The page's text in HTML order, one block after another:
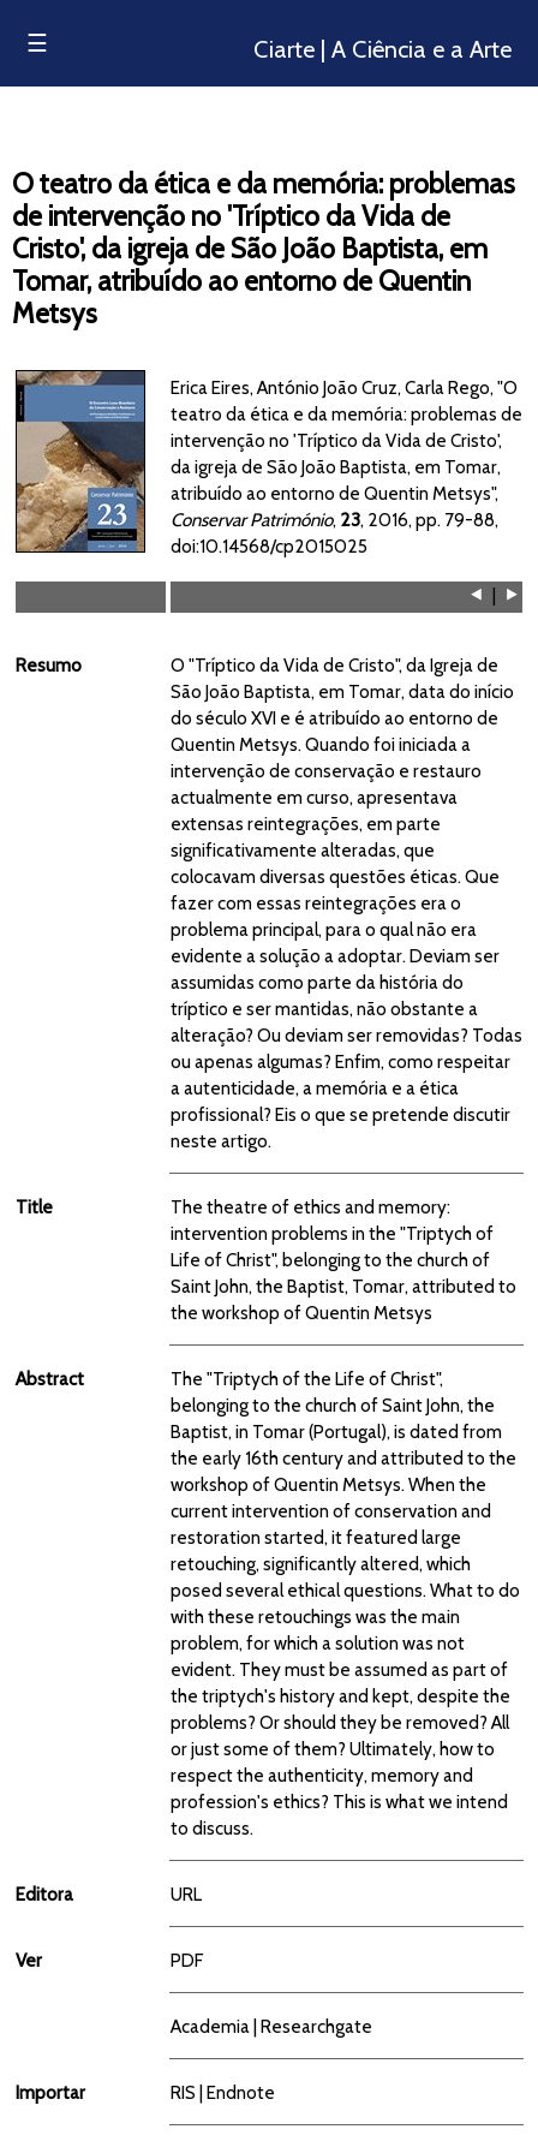
☰ Ciarte | A Ciência e a Arte
O teatro da ética e da memória: problemas
de intervenção no 'Tríptico da Vida de
Cristo', da igreja de São João Baptista, em
Tomar, atribuído ao entorno de Quentin
Metsys
Erica Eires, António João Cruz, Carla Rego, "O
teatro da ética e da memória: problemas de
intervenção no 'Tríptico da Vida de Cristo',
da igreja de São João Baptista, em Tomar,
atribuído ao entorno de Quentin Metsys",
Conservar Património, 23, 2016, pp. 79-88,
doi:10.14568/cp2015025
⯇ | ⯈
Resumo
O "Tríptico da Vida de Cristo", da Igreja de
São João Baptista, em Tomar, data do início
do século XVI e é atribuído ao entorno de
Quentin Metsys. Quando foi iniciada a
intervenção de conservação e restauro
actualmente em curso, apresentava
extensas reintegrações, em parte
significativamente alteradas, que
colocavam diversas questões éticas. Que
fazer com essas reintegrações era o
problema principal, para o qual não era
evidente a solução a adoptar. Deviam ser
assumidas como parte da história do
tríptico e ser mantidas, não obstante a
alteração? Ou deviam ser removidas? Todas
ou apenas algumas? Enfim, como respeitar
a autenticidade, a memória e a ética
profissional? Eis o que se pretende discutir
neste artigo.
Title
The theatre of ethics and memory:
intervention problems in the "Triptych of
Life of Christ", belonging to the church of
Saint John, the Baptist, Tomar, attributed to
the workshop of Quentin Metsys
Abstract
The "Triptych of the Life of Christ",
belonging to the church of Saint John, the
Baptist, in Tomar (Portugal), is dated from
the early 16th century and attributed to the
workshop of Quentin Metsys. When the
current intervention of conservation and
restoration started, it featured large
retouching, significantly altered, which
posed several ethical questions. What to do
with these retouchings was the main
problem, for which a solution was not
evident. They must be assumed as part of
the triptych's history and kept, despite the
problems? Or should they be removed? All
or just some of them? Ultimately, how to
respect the authenticity, memory and
profession's ethics? This is what we intend
to discuss.
Editora URL
Ver PDF
Academia|Researchgate
Importar RIS |Endnote